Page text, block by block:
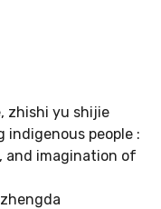
zhishi yu shijie
indigenous people :
and imagination of